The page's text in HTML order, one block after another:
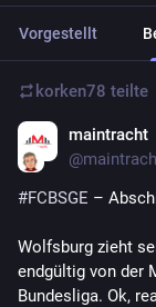
Vorgestellt
korken78 teilte
maintracht
#FCBSGE –
Wolfsburg zieht
endgültig von der
Bundesliga. Ok,